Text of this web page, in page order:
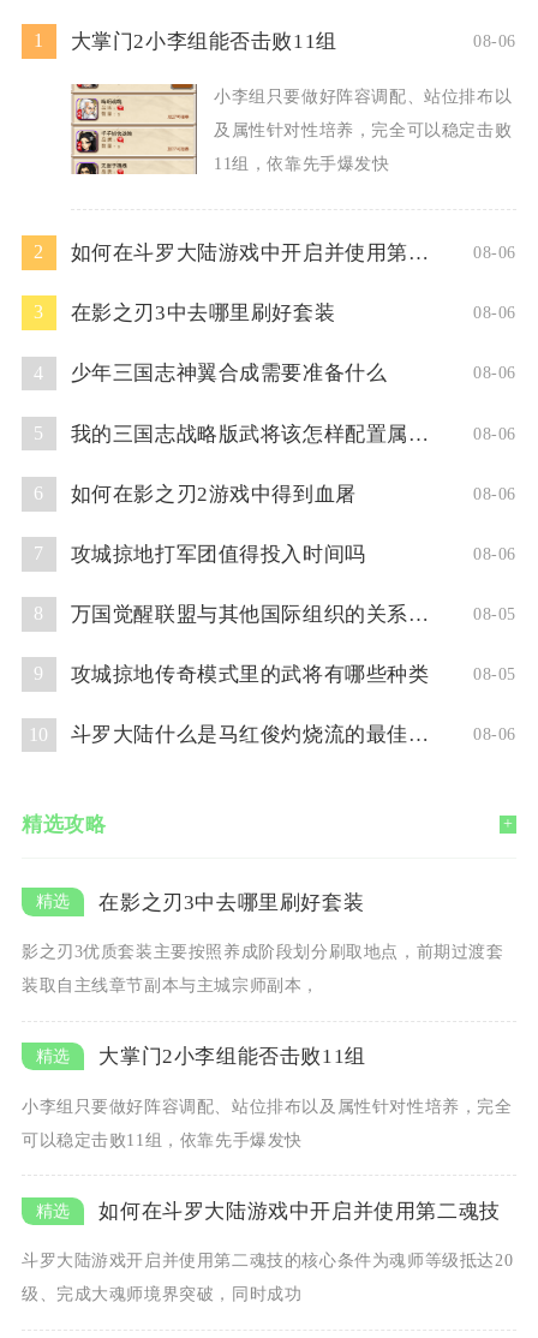
1 大掌门2小李组能否击败11组 08-06
小李组只要做好阵容调配、站位排布以
及属性针对性培养，完全可以稳定击败
11组，依靠先手爆发快
2 如何在斗罗大陆游戏中开启并使用第二魂技 08-06
3 在影之刃3中去哪里刷好套装 08-06
4 少年三国志神翼合成需要准备什么 08-06
5 我的三国志战略版武将该怎样配置属性点 08-06
6 如何在影之刃2游戏中得到血屠 08-06
7 攻城掠地打军团值得投入时间吗 08-06
8 万国觉醒联盟与其他国际组织的关系如何 08-05
9 攻城掠地传奇模式里的武将有哪些种类 08-05
10 斗罗大陆什么是马红俊灼烧流的最佳阵容 08-06
精选攻略 +
在影之刃3中去哪里刷好套装
影之刃3优质套装主要按照养成阶段划分刷取地点，前期过渡套
装取自主线章节副本与主城宗师副本，
大掌门2小李组能否击败11组
小李组只要做好阵容调配、站位排布以及属性针对性培养，完全
可以稳定击败11组，依靠先手爆发快
如何在斗罗大陆游戏中开启并使用第二魂技
斗罗大陆游戏开启并使用第二魂技的核心条件为魂师等级抵达20
级、完成大魂师境界突破，同时成功